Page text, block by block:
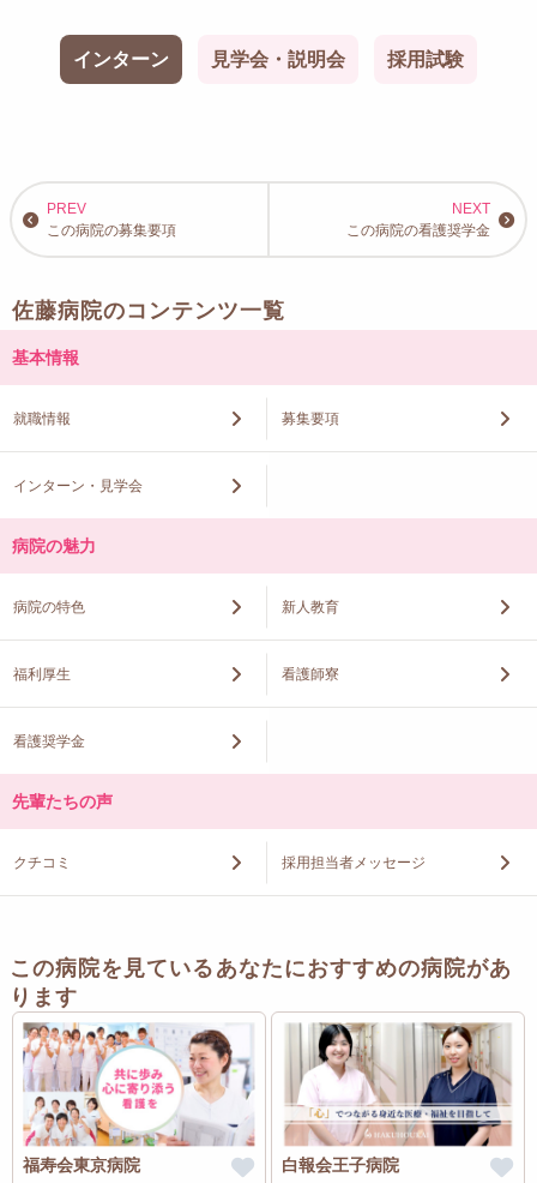
インターン 見学会・説明会 採用試験
この病院の募集要項 この病院の看護奨学金
佐藤病院のコンテンツ一覧
基本情報
就職情報 募集要項
インターン・見学会
病院の魅力
病院の特色 新人教育
福利厚生 看護師寮
看護奨学金
先輩たちの声
クチコミ 採用担当者メッセージ
この病院を見ているあなたにおすすめの病院があ
ります
福寿会東京病院 白報会王子病院